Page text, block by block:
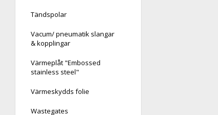
Tändspolar
Vacum/ pneumatik slangar
& kopplingar
Värmeplåt "Embossed
stainless steel"
Värmeskydds folie
Wastegates